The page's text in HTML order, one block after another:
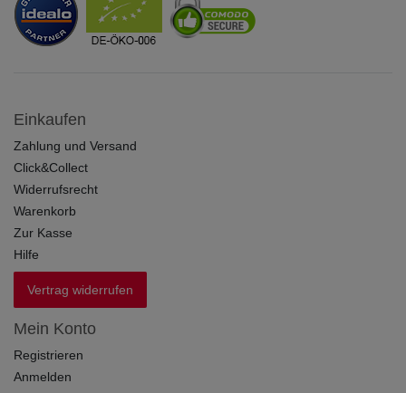
Einkaufen
Zahlung und Versand
Click&Collect
Widerrufsrecht
Warenkorb
Zur Kasse
Hilfe
Vertrag widerrufen
Mein Konto
Registrieren
Anmelden